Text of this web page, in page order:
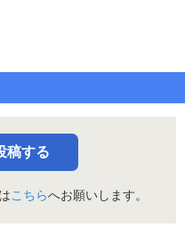
稿する
こちらへお願いします。